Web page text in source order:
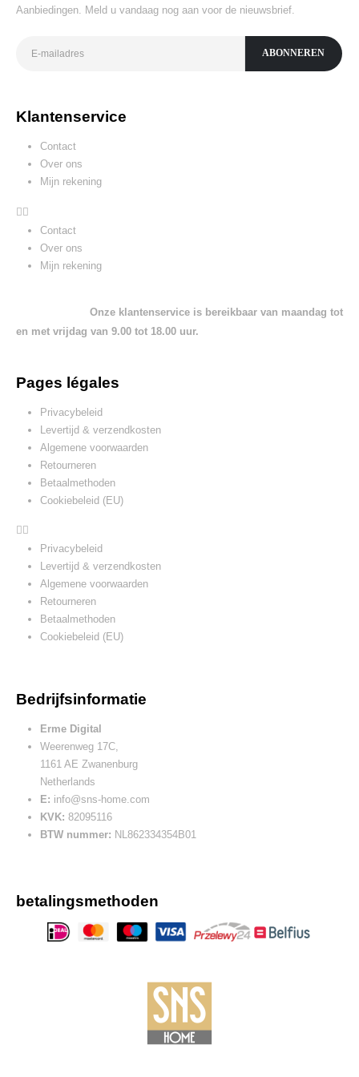
Aanbiedingen. Meld u vandaag nog aan voor de nieuwsbrief.
Klantenservice
Contact
Over ons
Mijn rekening
Contact
Over ons
Mijn rekening
Onze klantenservice is bereikbaar van maandag tot
en met vrijdag van 9.00 tot 18.00 uur.
Pages légales
Privacybeleid
Levertijd & verzendkosten
Algemene voorwaarden
Retourneren
Betaalmethoden
Cookiebeleid (EU)
Privacybeleid
Levertijd & verzendkosten
Algemene voorwaarden
Retourneren
Betaalmethoden
Cookiebeleid (EU)
Bedrijfsinformatie
Erme Digital
Weerenweg 17C,
1161 AE Zwanenburg
Netherlands
E: info@sns-home.com
KVK: 82095116
BTW nummer: NL862334354B01
betalingsmethoden